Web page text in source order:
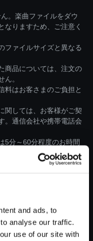
and ads, to
analyse our traffic.
use of our site with
。楽曲ファイルをダウ
なりますため、ご注意く
ファイルサイズと異なる
商品については、注文の
ん。
料はお客さまのご負担と
関しては、お客様がご契
。通信会社や携帯電話会
5分～60分程度のお時間
ードの際には、通信環境
い。